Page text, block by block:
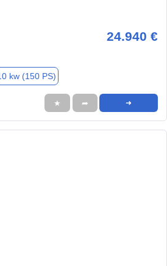
24.940 €
kw (150 PS)
★ ➦ ➜